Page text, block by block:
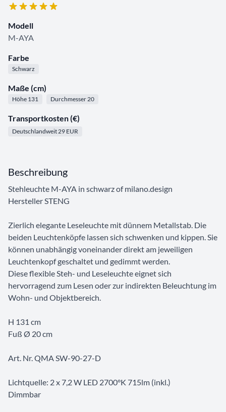
Modell
M-AYA
Farbe
Schwarz
Maße (cm)
Höhe 131 Durchmesser 20
Transportkosten (€)
Deutschlandweit 29 EUR
Beschreibung
Stehleuchte M-AYA in schwarz of milano.design
Hersteller STENG
Zierlich elegante Leseleuchte mit dünnem Metallstab. Die
beiden Leuchtenköpfe lassen sich schwenken und kippen. Sie
können unabhängig voneinander direkt am jeweiligen
Leuchtenkopf geschaltet und gedimmt werden.
Diese flexible Steh- und Leseleuchte eignet sich
hervorragend zum Lesen oder zur indirekten Beleuchtung im
Wohn- und Objektbereich.
H 131 cm
Fuß Ø 20 cm
Art. Nr. QMA SW-90-27-D
Lichtquelle: 2 x 7,2 W LED 2700°K 715lm (inkl.)
Dimmbar